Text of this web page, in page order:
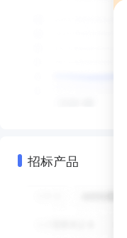
招标产品